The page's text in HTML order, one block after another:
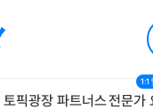
토픽광장 파트너스전문가
1:1